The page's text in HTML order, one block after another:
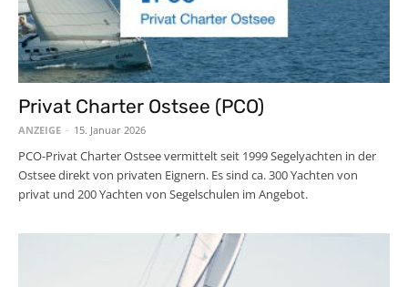
Privat Charter Ostsee (PCO)
ANZEIGE - 15. Januar 2026
PCO-Privat Charter Ostsee vermittelt seit 1999 Segelyachten in der
Ostsee direkt von privaten Eignern. Es sind ca. 300 Yachten von
privat und 200 Yachten von Segelschulen im Angebot.